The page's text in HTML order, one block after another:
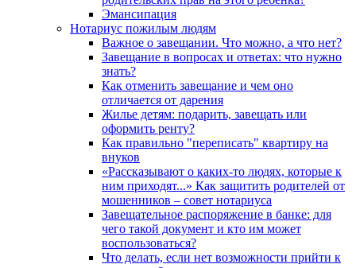
Эмансипация
Нотариус пожилым людям
Важное о завещании. Что можно, а что нет?
Завещание в вопросах и ответах: что нужно
знать?
Как отменить завещание и чем оно
отличается от дарения
Жилье детям: подарить, завещать или
оформить ренту?
Как правильно "переписать" квартиру на
внуков
«Рассказывают о каких-то людях, которые к
ним приходят...» Как защитить родителей от
мошенников – совет нотариуса
Завещательное распоряжение в банке: для
чего такой документ и кто им может
воспользоваться?
Что делать, если нет возможности прийти к